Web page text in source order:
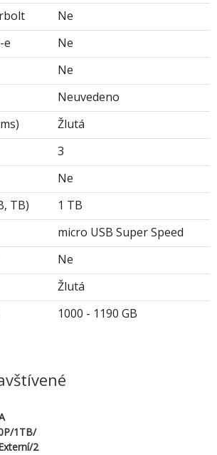
Ne
e
Ne
Ne
Neuvedeno
Žlutá
3
Ne
TB)
1 TB
micro USB Super Speed
Ne
Žlutá
1000 - 1190 GB
1TB/
2